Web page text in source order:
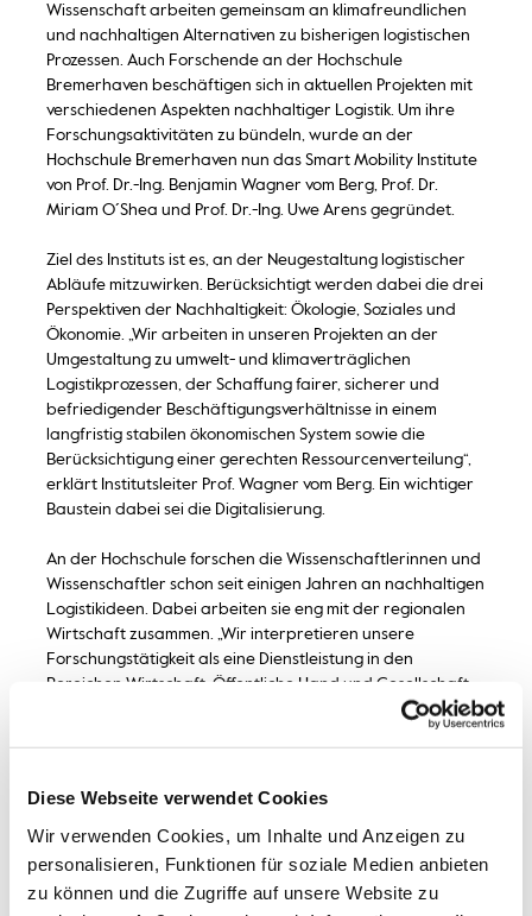
Diese Webseite verwendet Cookies
Wir verwenden Cookies, um Inhalte und Anzeigen zu
personalisieren, Funktionen für soziale Medien anbieten
zu können und die Zugriffe auf unsere Website zu
Wissenschaft arbeiten gemeinsam an klimafreundlichen
und nachhaltigen Alternativen zu bisherigen logistischen
Prozessen. Auch Forschende an der Hochschule
Bremerhaven beschäftigen sich in aktuellen Projekten mit
verschiedenen Aspekten nachhaltiger Logistik. Um ihre
Forschungsaktivitäten zu bündeln, wurde an der
Hochschule Bremerhaven nun das Smart Mobility Institute
von Prof. Dr.-Ing. Benjamin Wagner vom Berg, Prof. Dr.
Miriam O´Shea und Prof. Dr.-Ing. Uwe Arens gegründet.
Ziel des Instituts ist es, an der Neugestaltung logistischer
Abläufe mitzuwirken. Berücksichtigt werden dabei die drei
Perspektiven der Nachhaltigkeit: Ökologie, Soziales und
Ökonomie. „Wir arbeiten in unseren Projekten an der
Umgestaltung zu umwelt- und klimaverträglichen
Logistikprozessen, der Schaffung fairer, sicherer und
befriedigender Beschäftigungsverhältnisse in einem
langfristig stabilen ökonomischen System sowie die
Berücksichtigung einer gerechten Ressourcenverteilung“,
erklärt Institutsleiter Prof. Wagner vom Berg. Ein wichtiger
Baustein dabei sei die Digitalisierung.
An der Hochschule forschen die Wissenschaftlerinnen und
Wissenschaftler schon seit einigen Jahren an nachhaltigen
Logistikideen. Dabei arbeiten sie eng mit der regionalen
Wirtschaft zusammen. „Wir interpretieren unsere
Forschungstätigkeit als eine Dienstleistung in den
Bereichen Wirtschaft, Öffentliche Hand und Gesellschaft
bei der Implementierung der Nachhaltigkeit in allen drei
Dimensionen. Nur auf diese Weise sind beispielsweise auch
Transformation in den genannten Bereichen beitragen“, so
Prof. Wagner vom Berg. Neben Einsatzmöglichkeiten von
Wasserstoffantrieben im Güterverkehr gehört auch die
Stärkung regionaler Händler zu den Forschungsthemen.